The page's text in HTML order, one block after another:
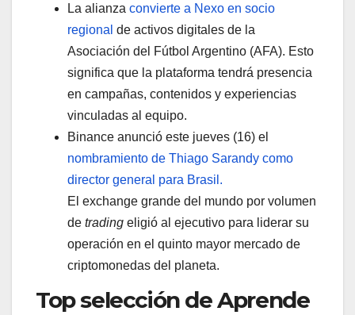
La alianza convierte a Nexo en socio
regional de activos digitales de la
Asociación del Fútbol Argentino (AFA). Esto
significa que la plataforma tendrá presencia
en campañas, contenidos y experiencias
vinculadas al equipo.
Binance anunció este jueves (16) el
nombramiento de Thiago Sarandy como
director general para Brasil.
El exchange grande del mundo por volumen
de trading eligió al ejecutivo para liderar su
operación en el quinto mayor mercado de
criptomonedas del planeta.
Top selección de Aprende